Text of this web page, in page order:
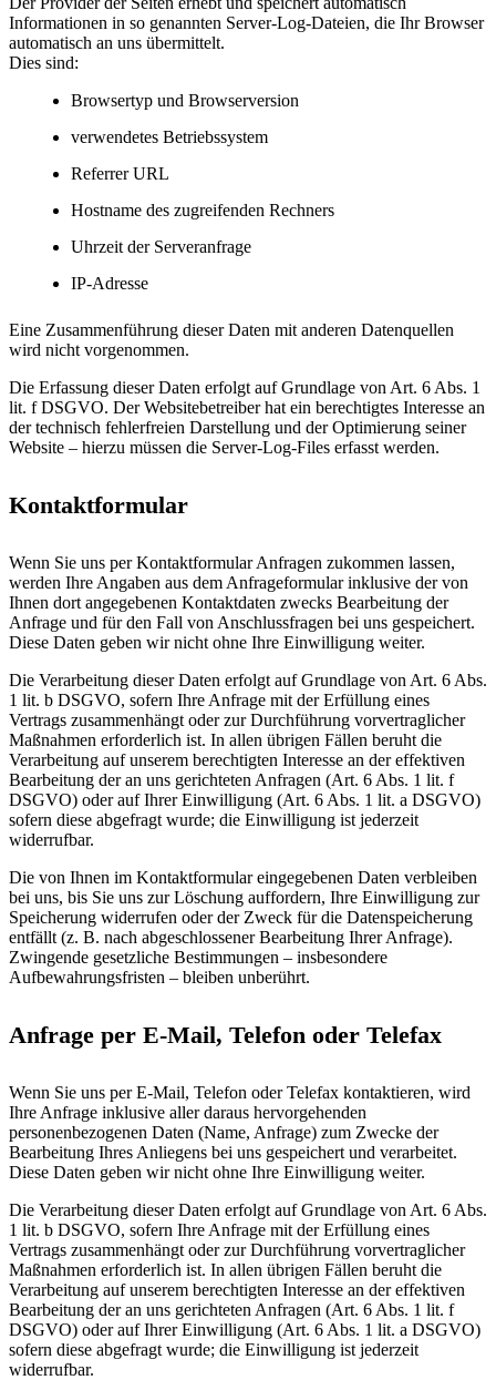
Informationen in so genannten Server-Log-Dateien, die Ihr Browser
automatisch an uns übermittelt.
Dies sind:
Browsertyp und Browserversion
verwendetes Betriebssystem
Referrer URL
Hostname des zugreifenden Rechners
Uhrzeit der Serveranfrage
IP-Adresse
Eine Zusammenführung dieser Daten mit anderen Datenquellen
wird nicht vorgenommen.
Die Erfassung dieser Daten erfolgt auf Grundlage von Art. 6 Abs. 1
lit. f DSGVO. Der Websitebetreiber hat ein berechtigtes Interesse an
der technisch fehlerfreien Darstellung und der Optimierung seiner
Website – hierzu müssen die Server-Log-Files erfasst werden.
Kontaktformular
Wenn Sie uns per Kontaktformular Anfragen zukommen lassen,
werden Ihre Angaben aus dem Anfrageformular inklusive der von
Ihnen dort angegebenen Kontaktdaten zwecks Bearbeitung der
Anfrage und für den Fall von Anschlussfragen bei uns gespeichert.
Diese Daten geben wir nicht ohne Ihre Einwilligung weiter.
Die Verarbeitung dieser Daten erfolgt auf Grundlage von Art. 6 Abs.
1 lit. b DSGVO, sofern Ihre Anfrage mit der Erfüllung eines
Vertrags zusammenhängt oder zur Durchführung vorvertraglicher
Maßnahmen erforderlich ist. In allen übrigen Fällen beruht die
Verarbeitung auf unserem berechtigten Interesse an der effektiven
Bearbeitung der an uns gerichteten Anfragen (Art. 6 Abs. 1 lit. f
DSGVO) oder auf Ihrer Einwilligung (Art. 6 Abs. 1 lit. a DSGVO)
sofern diese abgefragt wurde; die Einwilligung ist jederzeit
widerrufbar.
Die von Ihnen im Kontaktformular eingegebenen Daten verbleiben
bei uns, bis Sie uns zur Löschung auffordern, Ihre Einwilligung zur
Speicherung widerrufen oder der Zweck für die Datenspeicherung
entfällt (z. B. nach abgeschlossener Bearbeitung Ihrer Anfrage).
Zwingende gesetzliche Bestimmungen – insbesondere
Aufbewahrungsfristen – bleiben unberührt.
Anfrage per E-Mail, Telefon oder Telefax
Wenn Sie uns per E-Mail, Telefon oder Telefax kontaktieren, wird
Ihre Anfrage inklusive aller daraus hervorgehenden
personenbezogenen Daten (Name, Anfrage) zum Zwecke der
Bearbeitung Ihres Anliegens bei uns gespeichert und verarbeitet.
Diese Daten geben wir nicht ohne Ihre Einwilligung weiter.
Die Verarbeitung dieser Daten erfolgt auf Grundlage von Art. 6 Abs.
1 lit. b DSGVO, sofern Ihre Anfrage mit der Erfüllung eines
Vertrags zusammenhängt oder zur Durchführung vorvertraglicher
Maßnahmen erforderlich ist. In allen übrigen Fällen beruht die
Verarbeitung auf unserem berechtigten Interesse an der effektiven
Bearbeitung der an uns gerichteten Anfragen (Art. 6 Abs. 1 lit. f
DSGVO) oder auf Ihrer Einwilligung (Art. 6 Abs. 1 lit. a DSGVO)
sofern diese abgefragt wurde; die Einwilligung ist jederzeit
widerrufbar.